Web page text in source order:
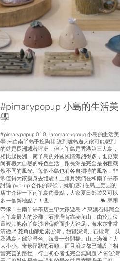
#pimarypopup 小島的生活美
學
#pimarypopup 010 lammamugmug 小島的生活美
學 來自南丫島手揑陶器 説到離島遊大家可能想到
的就是長洲或者坪洲，但南丫島是香港第三大島，
相比起長洲，南丫島的外國風情濃烈得多，也更崇
尚有機大自然的綠色生活，跟長洲是完全是兩種截
然不同的風光。每個小島也有各自獨特的風格，非
常值得大家親身去體驗！上個月我們在和南丫墨墨
討論 pop-up 合作的時候，就順便叫在島上定居的
店主介紹一下南丫島的景點，大家夏日郊遊又可以
多一個新地點了！🏝 ————————— 🐕 墨墨
帶隊！由南丫墨墨店主帶大家遊島📍 東澳石排灣全
南丫島最大的沙灘，石排灣背靠菱角山，由於其位
置較其他南丫島沙灘偏僻而少人踏足，海水亦非常
清徹📍 菱角山鄰近索罟灣，飽覽深灣、石排灣、以
及港島南部等景色，海景十分開揚。山上滿佈了大
大小小、奇形怪狀的石頭，而且沿途都已鋪設了相
當完善的路徑，行山初心者也完全無問題📍 索罟灣